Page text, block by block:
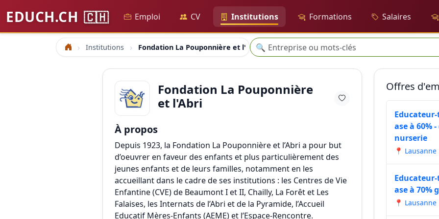
EDUCH.CH 🇨🇭 Emploi CV Institutions Formations Salaires
Accueil Institutions Fondation La Pouponnière et l'AbriRecherche
🔍
Fondation La Pouponnière
et l'Abri
À propos
Depuis 1923, la Fondation La Pouponnière et l’Abri a pour but
d’oeuvrer en faveur des enfants et plus particulièrement des
jeunes enfants et de leurs familles, notamment en les
accueillant dans le cadre de ses institutions : les Centres de Vie
Enfantine (CVE) de Beaumont I et II, Chailly, La Forêt et Les
Falaises, les Internats de l’Abri et de la Pyramide, l’Accueil
Educatif Mères-Enfants (AEME) et l’Espace-Rencontre.
Offres
ase à 60%
nurserie
📍 Lausanne
ase à 70%
📍 Lausanne